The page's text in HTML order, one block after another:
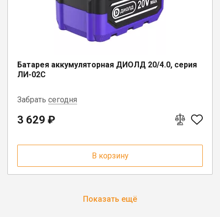
Батарея аккумуляторная ДИОЛД 20/4.0, серия
ЛИ-02С
Забрать сегодня
г. Вологда, ул. Саммера, д. 23
3 629 ₽
В корзину
Показать ещё